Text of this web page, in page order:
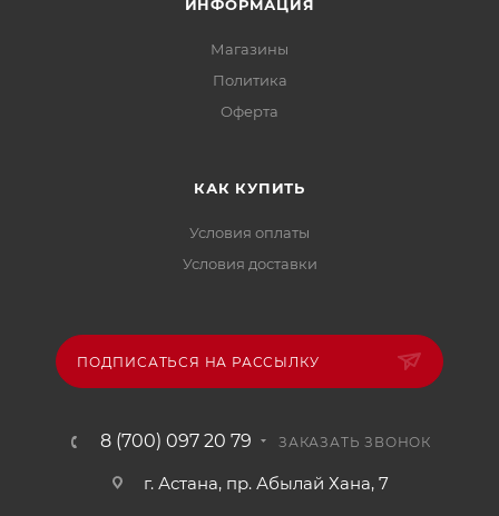
ИНФОРМАЦИЯ
Магазины
Политика
Офертa
КАК КУПИТЬ
Условия оплаты
Условия доставки
ПОДПИСАТЬСЯ НА РАССЫЛКУ
8 (700) 097 20 79 ЗАКАЗАТЬ ЗВОНОК
г. Астана, пр. Абылай Хана, 7